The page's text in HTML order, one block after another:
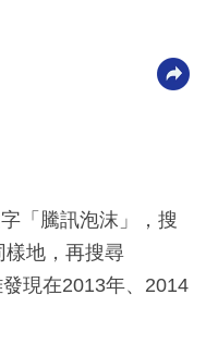
「騰訊泡沫」，搜
樣地，再搜尋
現在2013年、2014